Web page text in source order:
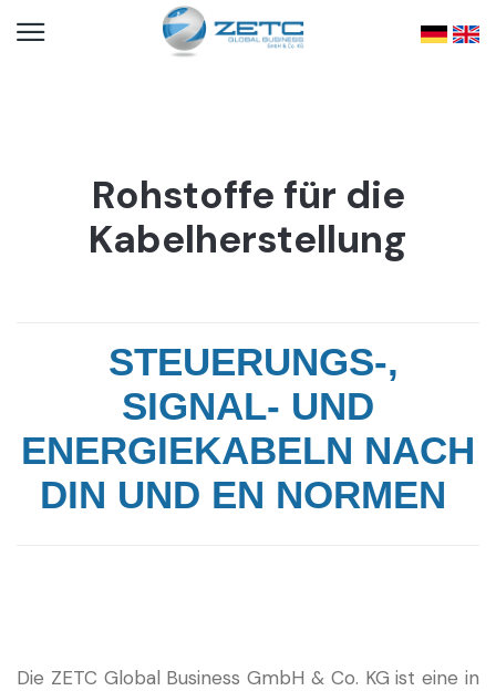
Rohstoffe für die
Kabelherstellung
STEUERUNGS-,
SIGNAL- UND
ENERGIEKABELN NACH
DIN UND EN NORMEN
Die ZETC Global Business GmbH & Co. KG ist eine in